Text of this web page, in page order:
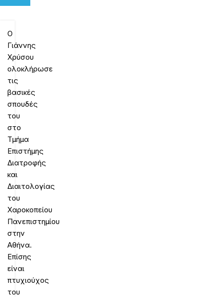
Ο
Γιάννης
Χρύσου
ολοκλήρωσε
τις
βασικές
σπουδές
του
στο
Τμήμα
Επιστήμης
Διατροφής
και
Διαιτολογίας
του
Χαροκοπείου
Πανεπιστημίου
στην
Αθήνα.
Επίσης
είναι
πτυχιούχος
του